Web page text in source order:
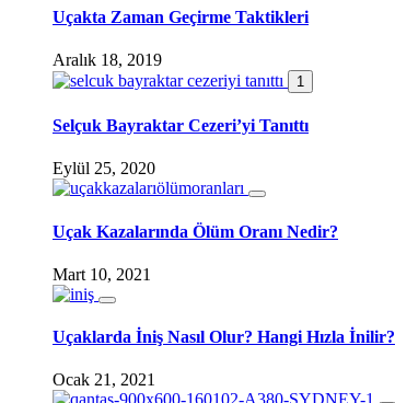
Uçakta Zaman Geçirme Taktikleri
Aralık 18, 2019
1
Selçuk Bayraktar Cezeri’yi Tanıttı
Eylül 25, 2020
Uçak Kazalarında Ölüm Oranı Nedir?
Mart 10, 2021
Uçaklarda İniş Nasıl Olur? Hangi Hızla İnilir?
Ocak 21, 2021